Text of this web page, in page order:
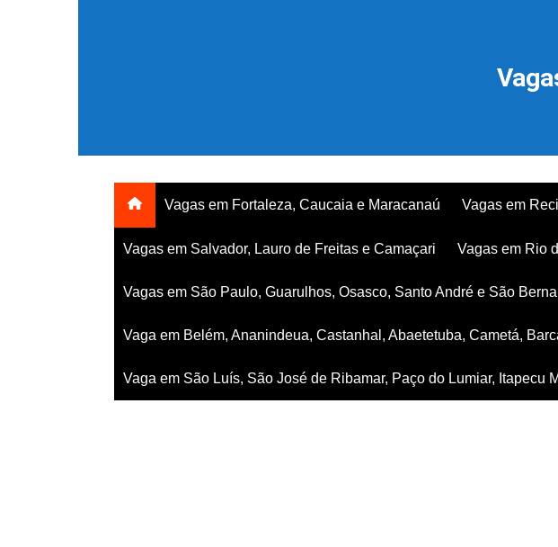
Vagas em Fortaleza, Caucaia e Maracanaú Vagas em
Vagas em Salvador, Lauro de Freitas e Camaçari Vagas em Rio
Vagas em São Paulo, Guarulhos, Osasco, Santo André e São
Vaga em Belém, Ananindeua, Castanhal, Abaetetuba, Cametá,
Vaga em São Luís, São José de Ribamar, Paço do Lumiar, Itapecu